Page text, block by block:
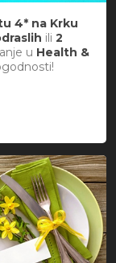
4* na Krku
ili 2
u Health &